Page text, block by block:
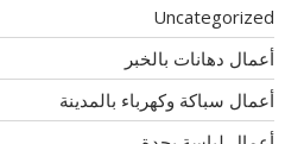
Uncategorized
أعمال دهانات بالخبر
أعمال سباكة وكهرباء بالمدينة